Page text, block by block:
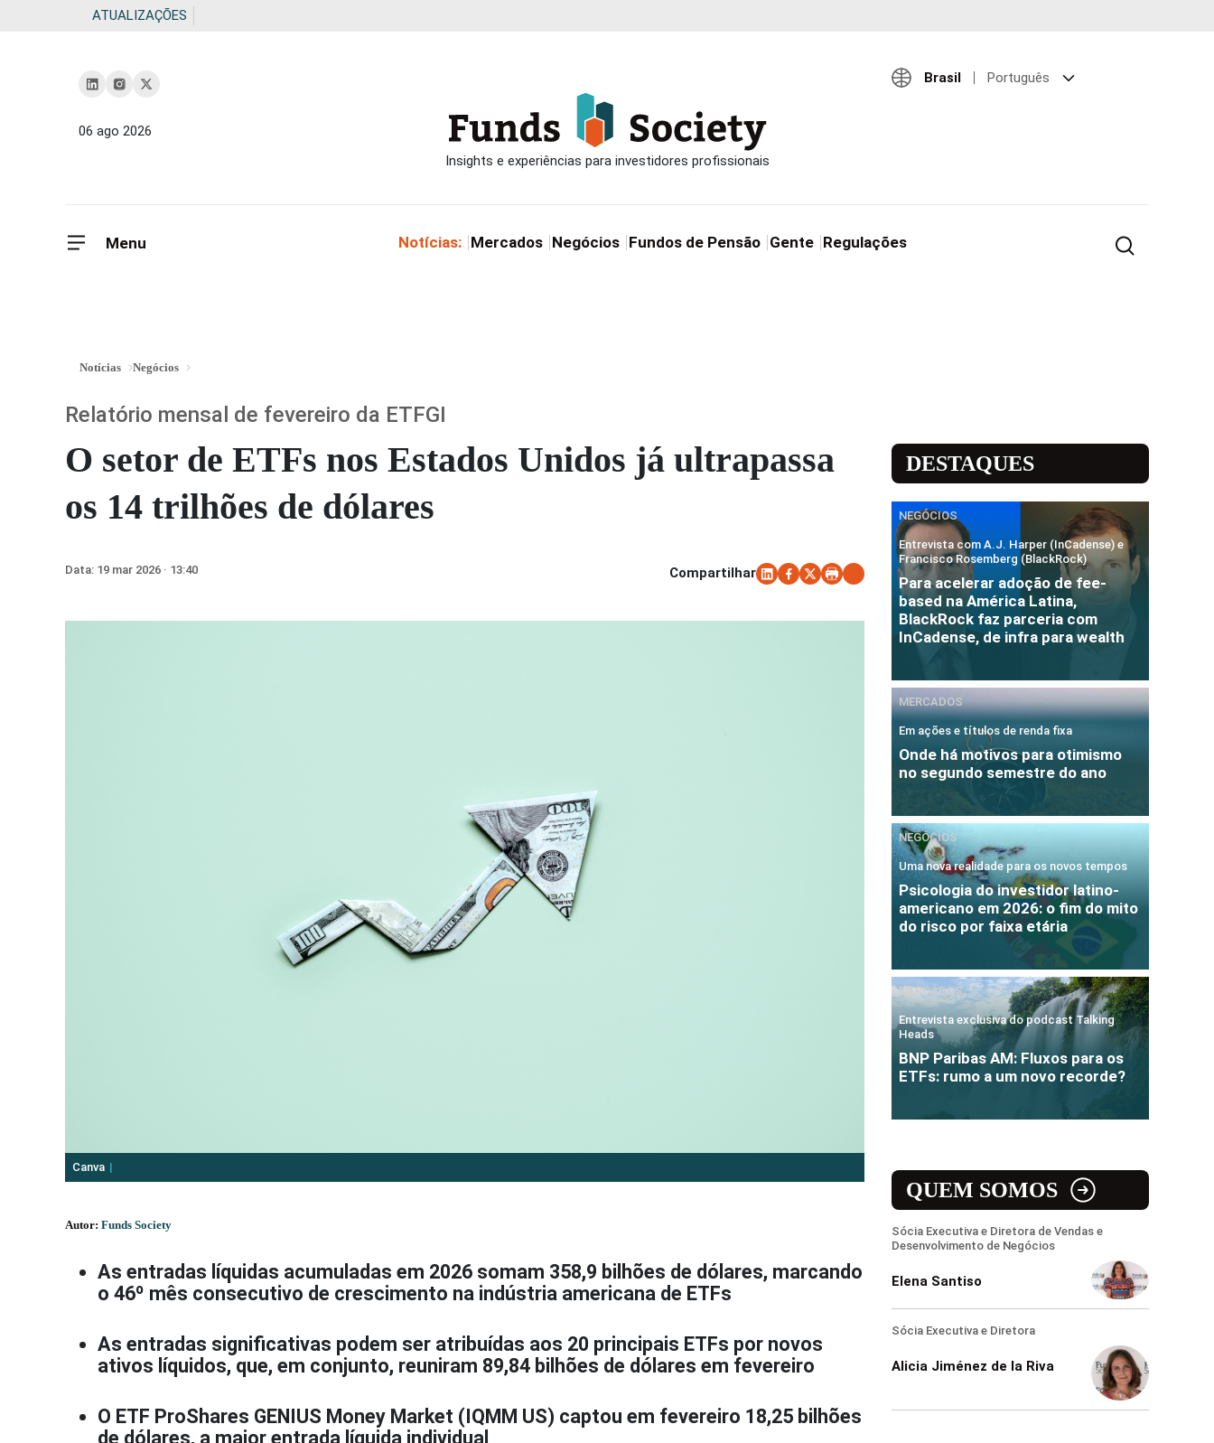
ATUALIZAÇÕES
06 ago 2026
Brasil Português
Menu Notícias: Mercados Negócios Fundos de Pensão Gente Regulações
Notícias Negócios
O setor de ETFs nos Estados Unidos já ultrapassa
os 14 trilhões de dólares
Relatório mensal de fevereiro da ETFGI
Data: 19 mar 2026 · 13:40 Compartilhar
Canva
Autor: Funds Society
As entradas líquidas acumuladas em 2026 somam 358,9 bilhões de dólares, marcando
o 46º mês consecutivo de crescimento na indústria americana de ETFs
As entradas significativas podem ser atribuídas aos 20 principais ETFs por novos
ativos líquidos, que, em conjunto, reuniram 89,84 bilhões de dólares em fevereiro
O ETF ProShares GENIUS Money Market (IQMM US) captou em fevereiro 18,25 bilhões
de dólares, a maior entrada líquida individual
DESTAQUES
NEGÓCIOS
Entrevista com A.J. Harper (InCadense) e
Francisco Rosemberg (BlackRock)
Para acelerar adoção de fee-
based na América Latina,
BlackRock faz parceria com
InCadense, de infra para wealth
MERCADOS
Em ações e títulos de renda fixa
Onde há motivos para otimismo
no segundo semestre do ano
NEGÓCIOS
Uma nova realidade para os novos tempos
Psicologia do investidor latino-
americano em 2026: o fim do mito
do risco por faixa etária
MERCADOS
Entrevista exclusiva do podcast Talking
Heads
BNP Paribas AM: Fluxos para os
ETFs: rumo a um novo recorde?
QUEM SOMOS
Sócia Executiva e Diretora de Vendas e
Desenvolvimento de Negócios
Elena Santiso
Sócia Executiva e Diretora
Alicia Jiménez de la Riva